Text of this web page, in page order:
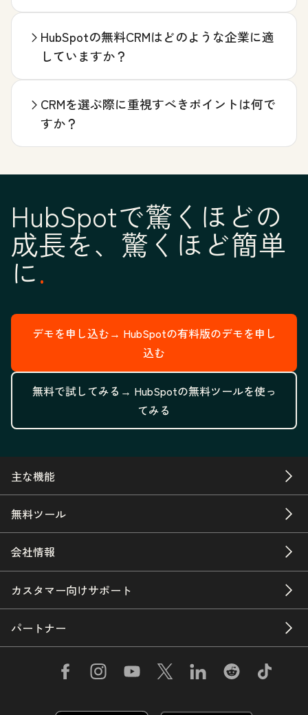
HubSpotの無料CRMはどのような企業に適
していますか？
CRMを選ぶ際に重視すべきポイントは何で
すか？
HubSpotで驚くほどの
成長を、驚くほど簡単
に
デモを申し込む→ HubSpotの有料版のデモを申し
込む
無料で試してみる→ HubSpotの無料ツールを使っ
てみる
主な機能
無料ツール
会社情報
カスタマー向けサポート
パートナー